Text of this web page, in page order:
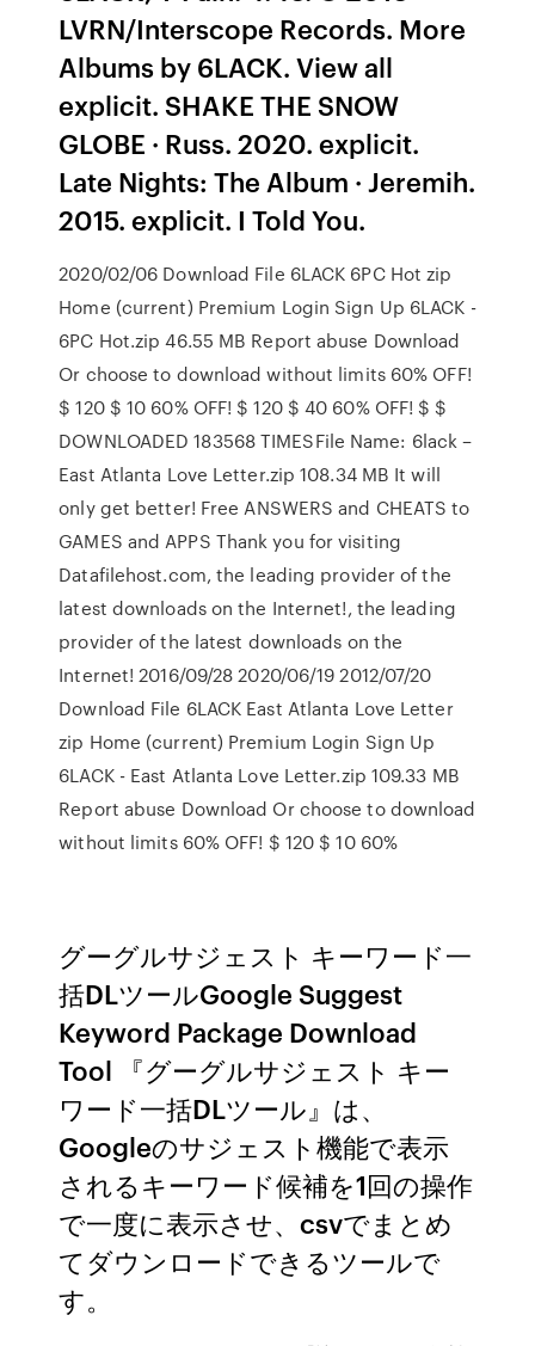
LVRN/Interscope Records. More
Albums by 6LACK. View all
explicit. SHAKE THE SNOW
GLOBE · Russ. 2020. explicit.
Late Nights: The Album · Jeremih.
2015. explicit. I Told You.
2020/02/06 Download File 6LACK 6PC Hot zip
Home (current) Premium Login Sign Up 6LACK -
6PC Hot.zip 46.55 MB Report abuse Download
Or choose to download without limits 60% OFF!
$ 120 $ 10 60% OFF! $ 120 $ 40 60% OFF! $ $
DOWNLOADED 183568 TIMESFile Name: 6lack –
East Atlanta Love Letter.zip 108.34 MB It will
only get better! Free ANSWERS and CHEATS to
GAMES and APPS Thank you for visiting
Datafilehost.com, the leading provider of the
latest downloads on the Internet!, the leading
provider of the latest downloads on the
Internet! 2016/09/28 2020/06/19 2012/07/20
Download File 6LACK East Atlanta Love Letter
zip Home (current) Premium Login Sign Up
6LACK - East Atlanta Love Letter.zip 109.33 MB
Report abuse Download Or choose to download
without limits 60% OFF! $ 120 $ 10 60%
グーグルサジェスト キーワード一
括DLツールGoogle Suggest
Keyword Package Download
Tool 『グーグルサジェスト キー
ワード一括DLツール』は、
Googleのサジェスト機能で表示
されるキーワード候補を1回の操作
で一度に表示させ、csvでまとめ
てダウンロードできるツールで
す。